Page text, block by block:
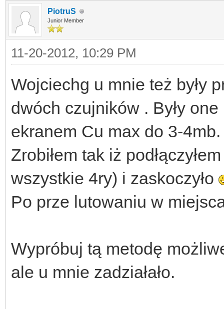
PiotruS
Junior Member
11-20-2012, 10:29 PM
Wojciechg u mnie też były
dwóch czujników . Były
ekranem Cu max do 3-
Zrobiłem tak iż
wszystkie 4ry) i zaskoczyło
Po prze lutowaniu w
Wypróbuj tą metodę
ale u mnie zadziałało.